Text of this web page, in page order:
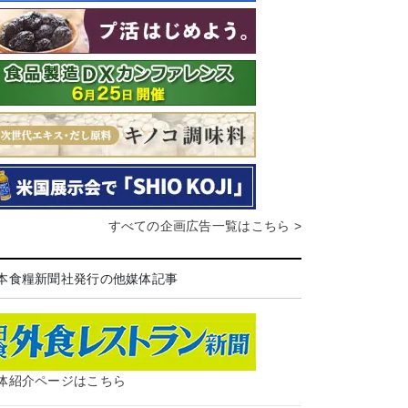
すべての企画広告一覧はこちら >
食糧新聞社発行の他媒体記事
紹介ページはこちら